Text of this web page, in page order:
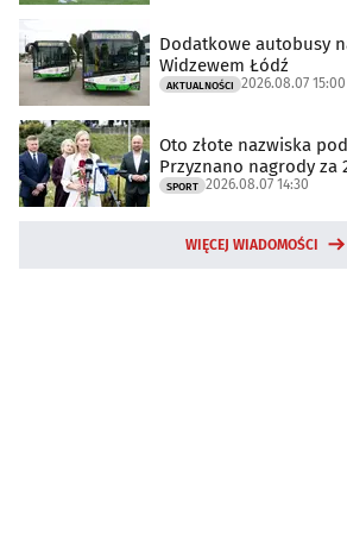
Dodatkowe autobusy
Widzewem Łódź
AKTUALNOŚCI 2026.08.07 15:00
Oto złote nazwiska
Przyznano nagrody za
SPORT 2026.08.07 14:30
WIĘCEJ WIADOMOŚCI